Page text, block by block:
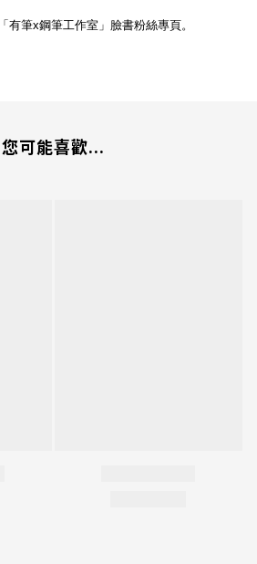
有筆x鋼筆工作室」臉書粉絲專頁。
您可能喜歡...